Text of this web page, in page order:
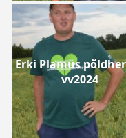
Erki Plamus
vv2024